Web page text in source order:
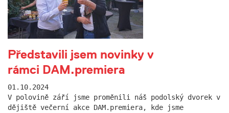
Představili jsem novinky v
rámci DAM.premiera
01.10.2024
V polovině září jsme proměnili náš podolský dvorek v
dějiště večerní akce DAM.premiera, kde jsme